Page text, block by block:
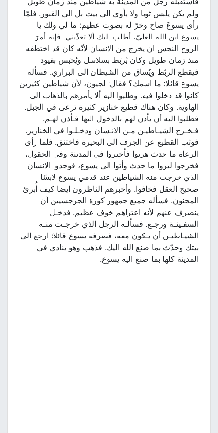
ولم يكن يلبس ثوبا ولا يأوي الى بيت بل الى القبور. فلمّا
رأى يسوعَ صاح وخرّ له بصوت عظيم: ما لي ولك يا
يسوع ابن الله العليّ، أطلب اليك ألا تعذّبني. فإنه أمرَ
الروح النجس ان يخرج من الانسان لأنّه كان قد اختطفه
منذ زمان طويل وكان يُربَط بسلاسل ويُحبَس بقيود
فيقطع الربُط ويُساق من الشيطان الى البراري. فسأله
يسوع قائلا: ما اسمك؟ فقال: لجيون، لأن شياطين كثيرين
كانوا قد دخلوا فيه. وطلبوا اليه ألا يأمرهم بالذهاب الى
الهاوية. وكان هناك قطيع خنازير كثيرة ترعى في الجبل.
فطلبوا اليه أن يأذن لهم بالدخول اليها فـأذن لهـم.
فـخـرج الشيـاطيـن مـن الانـسان ودخـلـوا في الخنازير.
فوثب القطيع عن الجرف الى البحيرة فاختنق. فلما رأى
الرعاة ما حدث هربوا فأخبروا في المدينة وفي الحقول،
فخرجوا ليروا ما حدث وأتوا الى يسوع، فوجدوا الانسان
الذي خرجت منه الشياطين عند قدمي يسوع لابسًا
صحيح العقل فخافوا. وأخبرهم الناظرون ايضا كيف أُبرئ
المجنون. فسأله جميع جمهور كورة الجرجسيين أن
ينصرف عنهم لأنه اعتراهم خوف عظيم. فدخـل
السفـينـة ورجـع. فسألـه الرجل الذي خرجـت منـه
الشيـاطيـن أن يـكون معه، فصرفه يسوع قائلا: ارجع الى
بيتك وحدّث بما صنع الله اليك. فذهب وهو ينادي في
المدينة كلها بما صنع اليه يسوع.